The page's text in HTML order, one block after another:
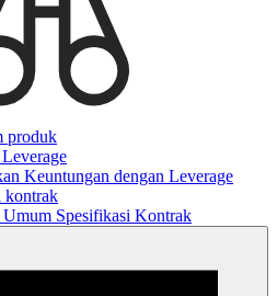
produk
Keuntungan dengan Leverage
kontrak
Umum Spesifikasi Kontrak